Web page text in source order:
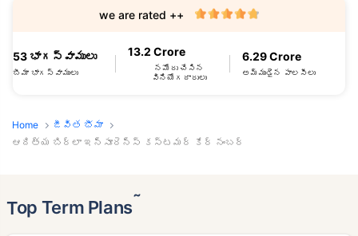
53 భాగస్వాములు
బీమా భాగస్వాములు
13.2 Crore
నమోదు చేసిన
వినియోగదారులు
6.29 Crore
అమ్ముడైన పాలసీలు
we are rated ++
Home
జీవిత భీమా
ఆదిత్య బిర్లా ఇన్సూరెన్స్ కస్టమర్ కేర్ నంబర్
Top Term Plans˜